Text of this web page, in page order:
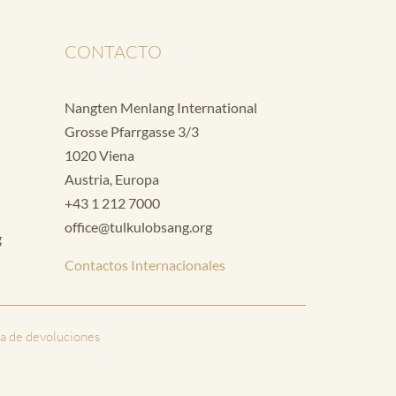
CONTACTO
Nangten Menlang International
Grosse Pfarrgasse 3/3
1020 Viena
Austria, Europa
+43 1 212 7000
office@tulkulobsang.org
Contactos Internacionales
de devoluciones